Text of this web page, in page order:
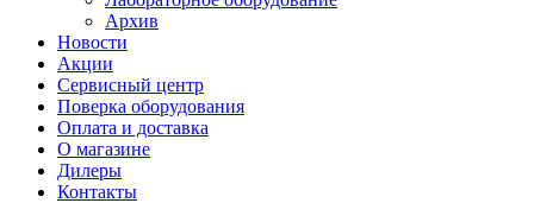
Архив
Новости
Акции
Сервисный центр
Поверка оборудования
Оплата и доставка
О магазине
Дилеры
Контакты